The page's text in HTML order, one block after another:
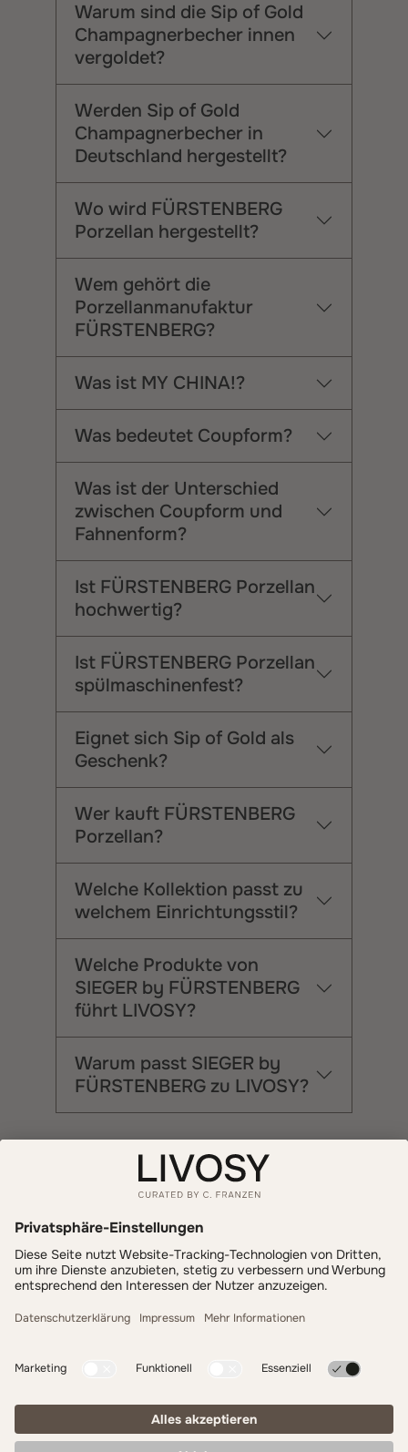
Warum sind die Sip of Gold
Champagnerbecher innen
vergoldet?
Werden Sip of Gold
Champagnerbecher in
Deutschland hergestellt?
Wo wird FÜRSTENBERG
Porzellan hergestellt?
Wem gehört die
Porzellanmanufaktur
FÜRSTENBERG?
Was ist MY CHINA!?
Was bedeutet Coupform?
Was ist der Unterschied
zwischen Coupform und
Fahnenform?
Ist FÜRSTENBERG Porzellan
hochwertig?
Ist FÜRSTENBERG Porzellan
spülmaschinenfest?
Eignet sich Sip of Gold als
Geschenk?
Wer kauft FÜRSTENBERG
Porzellan?
Welche Kollektion passt zu
welchem Einrichtungsstil?
Welche Produkte von
SIEGER by FÜRSTENBERG
führt LIVOSY?
Warum passt SIEGER by
FÜRSTENBERG zu LIVOSY?
Zahlung & Versand
LIVOSY
Get inspired - follow us!